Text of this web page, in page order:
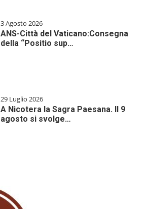
3 Agosto 2026
ANS-Città del Vaticano:Consegna
della “Positio sup…
29 Luglio 2026
A Nicotera la Sagra Paesana. Il 9
agosto si svolge…